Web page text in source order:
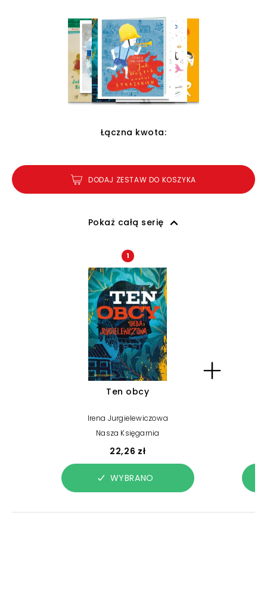
Łączna kwota:
DODAJ ZESTAW DO KOSZYKA
Pokaż całą serię
1
Ten obcy
Irena Jurgielewiczowa
Nasza Księgarnia
22,26 zł
WYBRANO